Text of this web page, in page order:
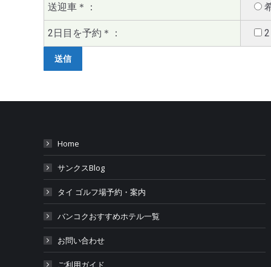
送迎車 ＊ ：
2日目を予約 ＊ ：
Home
サンクスBlog
タイ ゴルフ場予約・案内
バンコクおすすめホテル一覧
お問い合わせ
ご利用ガイド